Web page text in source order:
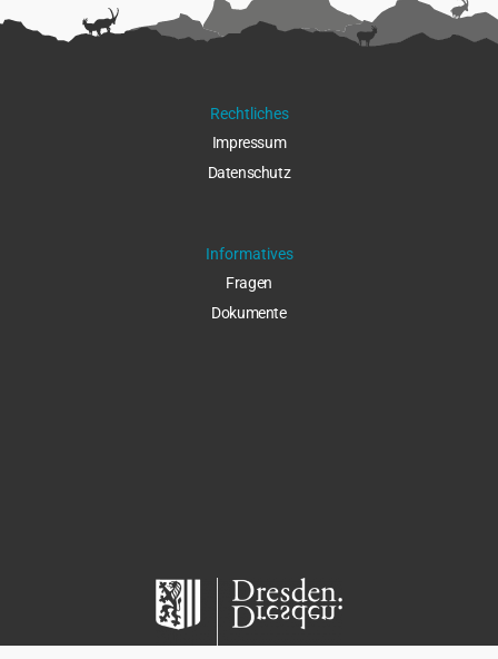
Rechtliches
Impressum
Datenschutz
Informatives
Fragen
Dokumente